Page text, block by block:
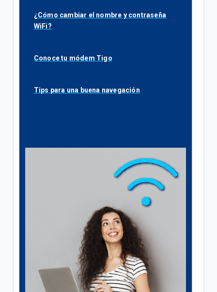
¿Cómo cambiar el nombre y contraseña
WiFi?
Conoce tu módem Tigo
Tips para una buena navegación